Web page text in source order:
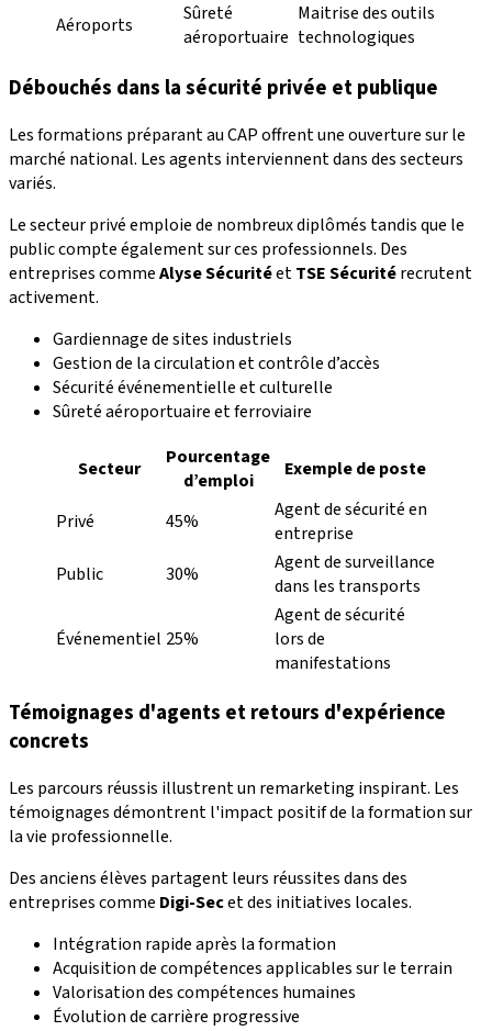
Aéroports
Sûreté
aéroportuaire
Maitrise des outils
technologiques
Débouchés dans la sécurité privée et publique
Les formations préparant au CAP offrent une ouverture sur le
marché national. Les agents interviennent dans des secteurs
variés.
Le secteur privé emploie de nombreux diplômés tandis que le
public compte également sur ces professionnels. Des
entreprises commeAlyse SécuritéetTSE Sécuritérecrutent
activement.
Gardiennage de sites industriels
Gestion de la circulation et contrôle d’accès
Sécurité événementielle et culturelle
Sûreté aéroportuaire et ferroviaire
Secteur
Pourcentage
d’emploi
Exemple de poste
Privé 45%
Agent de sécurité en
entreprise
Public
30%
Agent de surveillance
dans les transports
Événementiel 25%
Agent de sécurité
lors de
manifestations
Témoignages d'agents et retours d'expérience
concrets
Les parcours réussis illustrent un remarketing inspirant. Les
témoignages démontrent l'impact positif de la formation sur
la vie professionnelle.
Des anciens élèves partagent leurs réussites dans des
entreprises comme Digi-Secet des initiatives locales.
Intégration rapide après la formation
Acquisition de compétences applicables sur le terrain
Valorisation des compétences humaines
Évolution de carrière progressive